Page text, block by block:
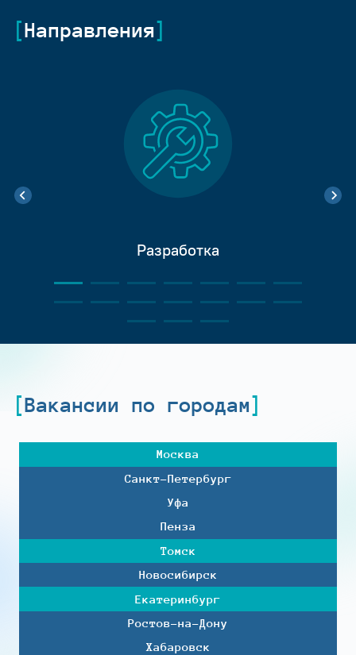
Направления
Разработка
Вакансии по городам
Москва
Санкт-Петербург
Уфа
Пенза
Томск
Новосибирск
Екатеринбург
Ростов-на-Дону
Хабаровск